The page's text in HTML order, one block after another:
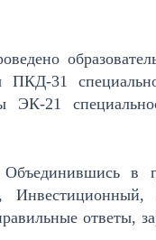
ПКД-31
ЭК-21
Объединившись в
Инвестиционный,
ответы,